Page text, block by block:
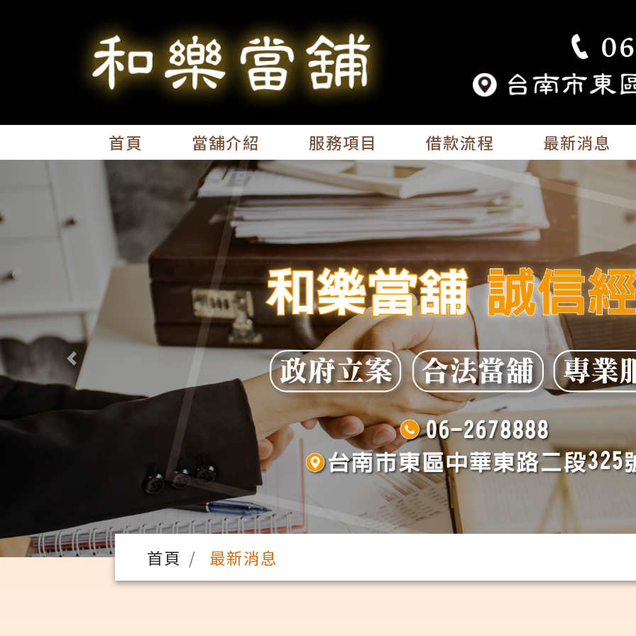
首頁 當舖介紹 服務項目 借款流程 最新消息
Previous
首頁 最新消息